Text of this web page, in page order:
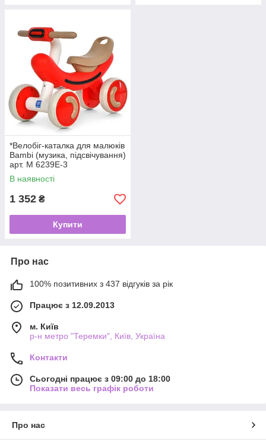
*Велобіг-каталка для малюків
Bambi (музика, підсвічування)
арт. M 6239E-3
В наявності
1 352 ₴
Купити
Про нас
100% позитивних з 437 відгуків за рік
Працює з 12.09.2013
м. Київ
р-н метро "Теремки", Київ, Україна
Контакти
Сьогодні працює з 09:00 до 18:00
Показати весь графік роботи
Про нас